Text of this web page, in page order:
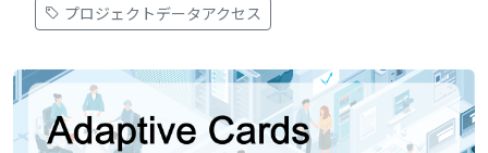
プロジェクトデータアクセス